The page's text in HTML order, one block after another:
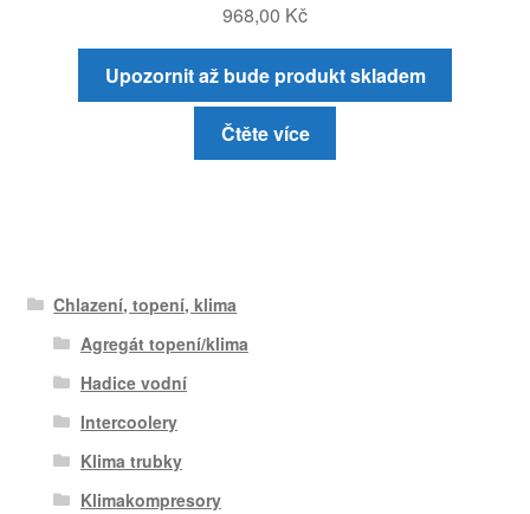
968,00 Kč
Upozornit až bude produkt skladem
Čtěte více
Chlazení, topení, klima
Agregát topení/klima
Hadice vodní
Intercoolery
Klima trubky
Klimakompresory